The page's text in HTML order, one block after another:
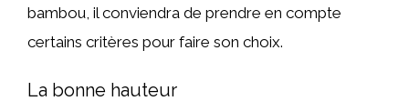
bambou, il conviendra de prendre en compte
certains critères pour faire son choix.
La bonne hauteur